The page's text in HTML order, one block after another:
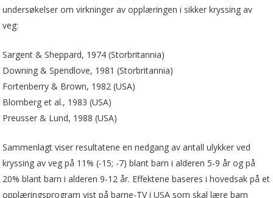
undersøkelser om virkninger av opplæringen i sikker kryssing av
veg:
Sargent & Sheppard, 1974 (Storbritannia)
Downing & Spendlove, 1981 (Storbritannia)
Fortenberry & Brown, 1982 (USA)
Blomberg et al., 1983 (USA)
Preusser & Lund, 1988 (USA)
Sammenlagt viser resultatene en nedgang av antall ulykker ved
kryssing av veg på 11% (-15; -7) blant barn i alderen 5-9 år og på
20% blant barn i alderen 9-12 år. Effektene baseres i hovedsak på et
opplæringsprogram vist på barne-TV i USA som skal lære barn